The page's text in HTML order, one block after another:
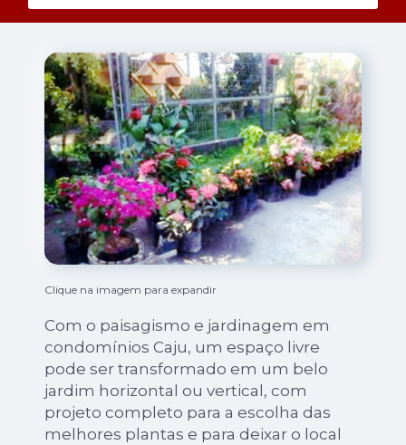
Clique na imagem para expandir
Com o paisagismo e jardinagem em
condomínios Caju, um espaço livre
pode ser transformado em um belo
jardim horizontal ou vertical, com
projeto completo para a escolha das
melhores plantas e para deixar o local